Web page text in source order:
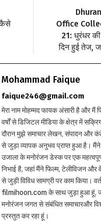
Office
21: धुरंधर
दिन हुई तेज,
Mohammad Faique
faique246@gmail.com
मेरा नाम मोहम्मद फायक अंसारी है और मैं
वर्षों से डिजिटल मीडिया के क्षेत्र में
दौरान मुझे समाचार लेखन, संपादन और
से जुड़ा व्यापक अनुभव प्राप्त हुआ है।
उजाला के मनोरंजन डेस्क पर एक
निभाई है, जहां मैंने फिल्म, टेलीविजन और
से जुड़ी विविध सामग्री पर काम किया।
filmihoon.com के साथ जुड़ा हुआ हूं,
मनोरंजन जगत से संबंधित समाचारऔर
प्रस्तुत कर रहा हूं।